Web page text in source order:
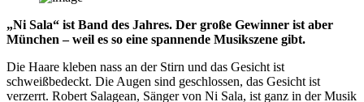
„Ni Sala“ ist Band des Jahres. Der große Gewinner ist aber
München – weil es so eine spannende Musikszene gibt.
Die Haare kleben nass an der Stirn und das Gesicht ist
schweißbedeckt. Die Augen sind geschlossen, das Gesicht ist
verzerrt. Robert Salagean, Sänger von Ni Sala, ist ganz in der Musik